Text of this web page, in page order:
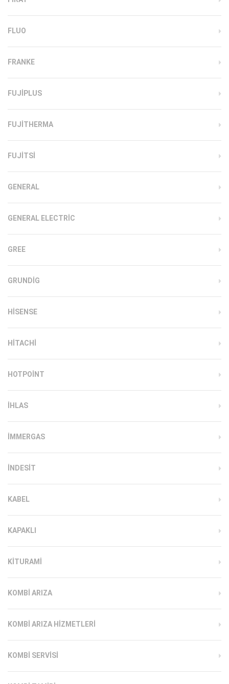
FLUO
FRANKE
FUJIPLUS
FUJITHERMA
FUJITSI
GENERAL
GENERAL ELECTRIC
GREE
GRUNDIG
HISENSE
HITACHI
HOTPOINT
IHLAS
İMMERGAS
INDESIT
KABEL
KAPAKLI
KITURAMI
KOMBI ARIZA
KOMBI ARIZA HIZMETLERI
KOMBI SERVISI